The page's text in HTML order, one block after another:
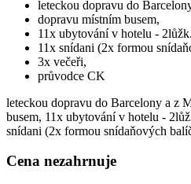
leteckou dopravu do
dopravu místním busem,
11x ubytování v hotelu -
11x snídani (2x formou
3x večeři,
průvodce CK
leteckou dopravu do Barcelony a z
busem, 11x ubytování v hotelu -
snídani (2x formou snídaňových
Cena nezahrnuje